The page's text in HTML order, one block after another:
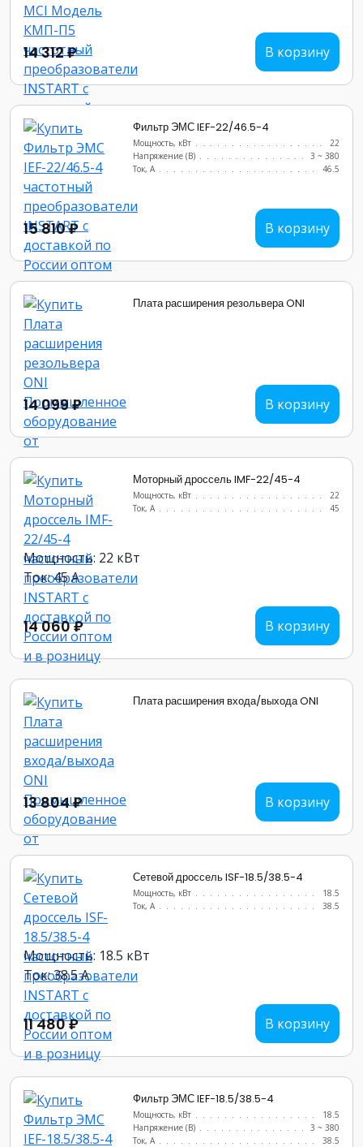
14 312 ₽ В корзину
Фильтр ЭМС IEF-22/46.5-4
Мощность, кВт
22
Напряжение (В)
3 ~ 380
Ток, А
46.5
15 810 ₽ В корзину
Плата расширения резольвера ONI
14 099 ₽ В корзину
Моторный дроссель IMF-22/45-4
Мощность, кВт
22
Ток, А
45
Мощность: 22 кВт
Ток: 45 А
14 060 ₽ В корзину
Плата расширения входа/выхода ONI
13 804 ₽ В корзину
Сетевой дроссель ISF-18.5/38.5-4
Мощность, кВт
18.5
Ток, А
38.5
Мощность: 18.5 кВт
Ток: 38.5 А
11 480 ₽ В корзину
Фильтр ЭМС IEF-18.5/38.5-4
Мощность, кВт
18.5
Напряжение (В)
3 ~ 380
Ток, А
38.5